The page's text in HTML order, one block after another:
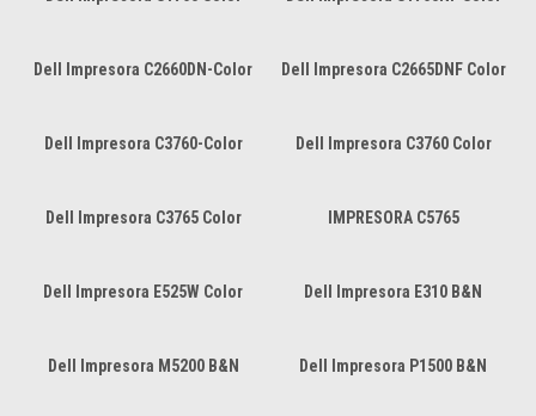
Dell Impresora C2660DN-Color Dell Impresora C2665DNF Color
Dell Impresora C3760-Color Dell Impresora C3760 Color
Dell Impresora C3765 Color IMPRESORA C5765
Dell Impresora E525W Color Dell Impresora E310 B&N
Dell Impresora M5200 B&N Dell Impresora P1500 B&N